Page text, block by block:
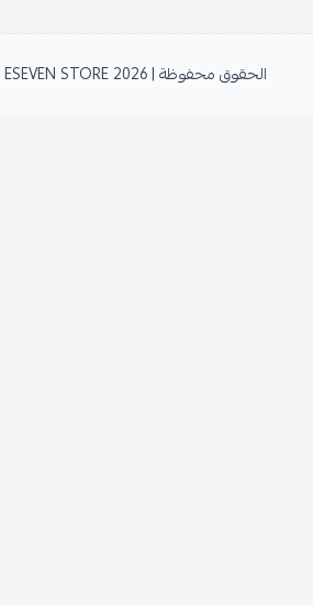
الحقوق محفوظة | 2026 ESEVEN STORE